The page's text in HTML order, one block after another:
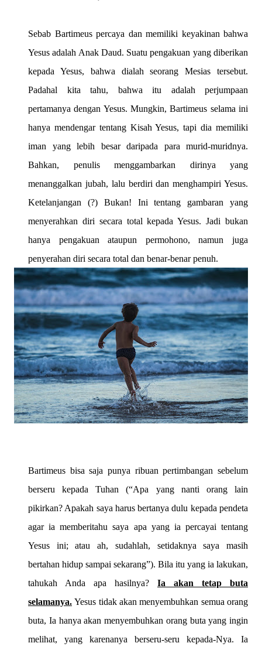
Sebab Bartimeus percaya dan memiliki keyakinan bahwa
Yesus adalah Anak Daud. Suatu pengakuan yang diberikan
kepada Yesus, bahwa dialah seorang Mesias tersebut.
Padahal kita tahu, bahwa itu adalah perjumpaan
pertamanya dengan Yesus. Mungkin, Bartimeus selama ini
hanya mendengar tentang Kisah Yesus, tapi dia memiliki
iman yang lebih besar daripada para murid-muridnya.
Bahkan, penulis menggambarkan dirinya yang
menanggalkan jubah, lalu berdiri dan menghampiri Yesus.
Ketelanjangan (?) Bukan! Ini tentang gambaran yang
menyerahkan diri secara total kepada Yesus. Jadi bukan
hanya pengakuan ataupun permohono, namun juga
penyerahan diri secara total dan benar-benar penuh.
Bartimeus bisa saja punya ribuan pertimbangan sebelum
berseru kepada Tuhan (“Apa yang nanti orang lain
pikirkan? Apakah saya harus bertanya dulu kepada pendeta
agar ia memberitahu saya apa yang ia percayai tentang
Yesus ini; atau ah, sudahlah, setidaknya saya masih
bertahan hidup sampai sekarang”). Bila itu yang ia lakukan,
tahukah Anda apa hasilnya? Ia akan tetap buta
selamanya. Yesus tidak akan menyembuhkan semua orang
buta, Ia hanya akan menyembuhkan orang buta yang ingin
melihat, yang karenanya berseru-seru kepada-Nya. Ia